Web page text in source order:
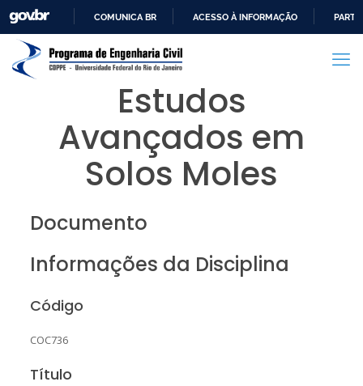
PARA
CONTEÚDO
COMUNICA BR ACESSO À INFORMAÇÃO
Estudos
Avançados em
Solos Moles
Documento
Informações da Disciplina
Código
COC736
Título